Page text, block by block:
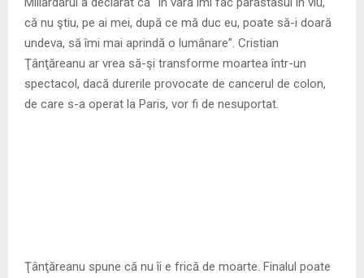
E
N
că nu ştiu, pe ai mei, după ce mă duc eu, poate să-i doară
undeva, să îmi mai aprindă o lumânare”. Cristian
Ţânţăreanu ar vrea să-şi transforme moartea într-un
spectacol, dacă durerile provocate de cancerul de colon,
de care s-a operat la Paris, vor fi de nesuportat.
Ţânţăreanu spune că nu îi e frică de moarte. Finalul poate